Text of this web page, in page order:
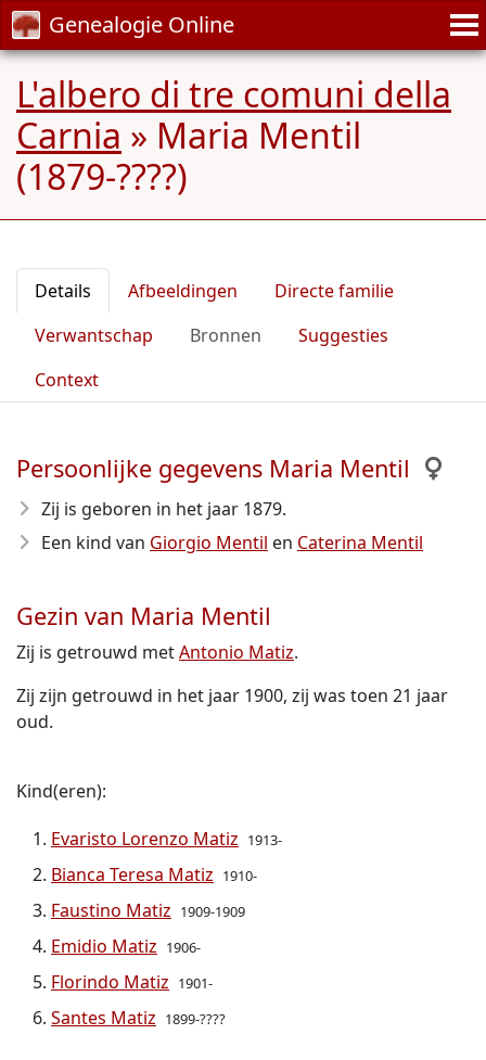
Genealogie Online
L'albero di tre comuni della
Carnia » Maria Mentil
(1879-????)
Details Afbeeldingen
Directe familie
Verwantschap
Bronnen
Suggesties
Context
Persoonlijke gegevens Maria Mentil
Zij is geboren in het jaar 1879.
Een kind van Giorgio Mentil en Caterina Mentil
Gezin van Maria Mentil
Zij is getrouwd metAntonio Matiz.
Zij zijn getrouwd in het jaar 1900, zij was toen 21 jaar
oud.
Kind(eren):
Evaristo Lorenzo Matiz 1913-
Bianca Teresa Matiz 1910-
Faustino Matiz 1909-1909
Emidio Matiz 1906-
Florindo Matiz 1901-
Santes Matiz 1899-????